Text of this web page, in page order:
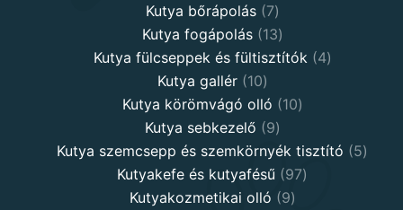
Kutya bőrápolás 77
products
Kutya fogápolás 1313
products
Kutya fülcseppek és fültisztítók 44
Kutya gallér 1010
products
Kutya körömvágó olló 1010
Kutya sebkezelő 99
products
Kutya szemcsepp és szemkörnyék tisztító 55
Kutyakefe és kutyafésű 9797
Kutyakozmetikai olló 99